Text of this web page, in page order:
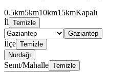
0.5km5km10km15kmKapalı
İl Temizle
Gaziantep
İlçe Temizle
Nurdağı
Semt/Mahalle Temizle